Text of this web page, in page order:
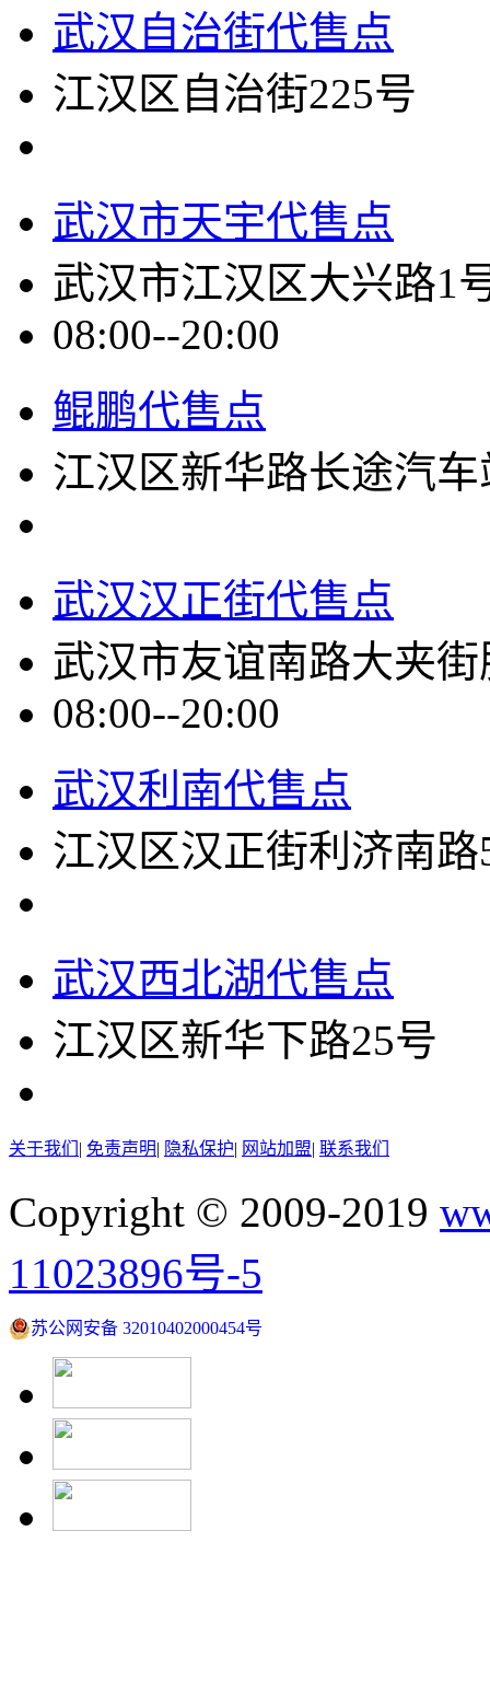
武汉自治街代售点
江汉区自治街225号
武汉市天宇代售点
武汉市江汉区大兴路1
08:00--20:00
鲲鹏代售点
江汉区新华路长途汽
武汉汉正街代售点
武汉市友谊南路大夹
08:00--20:00
武汉利南代售点
江汉区汉正街利济南路
武汉西北湖代售点
江汉区新华下路25号
关于我们 | 免责声明| 隐私保护| 网站加盟| 联系我们
Copyright © 2009-2019
11023896号-5
苏公网安备 32010402000454号